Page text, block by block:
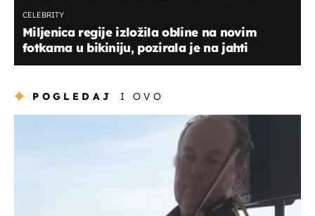
CELEBRITY
Miljenica regije izložila obline na novim
fotkama u bikiniju, pozirala je na jahti
POGLEDAJ I OVO